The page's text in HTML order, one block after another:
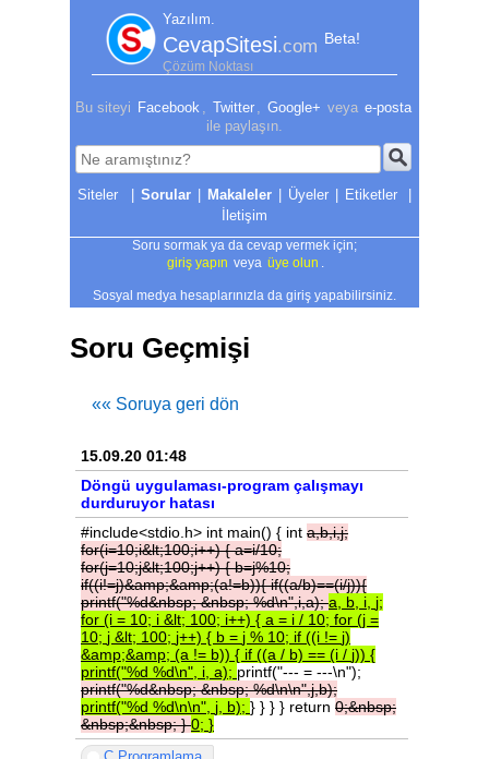
Yazılım.
CevapSitesi.com Beta!
Çözüm Noktası
Bu siteyi Facebook Twitter Google+ veya e-posta
ile paylaşın.
| Sorular | Makaleler | Üyeler | Etiketler
|
İletişim
Soru sormak ya da cevap vermek için;
giriş yapın veya üye olun
Sosyal medya hesaplarınızla da giriş yapabilirsiniz.
Soru Geçmişi
«« Soruya geri dön
15.09.20 01:48
Döngü uygulaması-program çalışmayı
durduruyor hatası
#include<stdio.h> int main() { int a,b,i,j;
for(i=10;i&lt;100;i++){a=i/10;
for(j=10;j&lt;100;j++){b=j%10;
if((i!=j)&amp;&amp;(a!=b)){if((a/b)==(i/j)){
printf("%d&nbsp;&nbsp;%d\n",i,a);a, b, i, j;
for (i = 10; i &lt; 100; i++) { a = i / 10; for (j =
10; j &lt; 100; j++) { b = j % 10; if ((i != j)
&amp;&amp; (a != b)) { if ((a / b) == (i / j)) {
printf("%d %d\n", i, a); printf("--- = ---\n");
printf("%d&nbsp;&nbsp;%d\n\n",j,b);
printf("%d %d\n\n", j, b); } } } } return 0;&nbsp;
&nbsp;&nbsp;}0; }